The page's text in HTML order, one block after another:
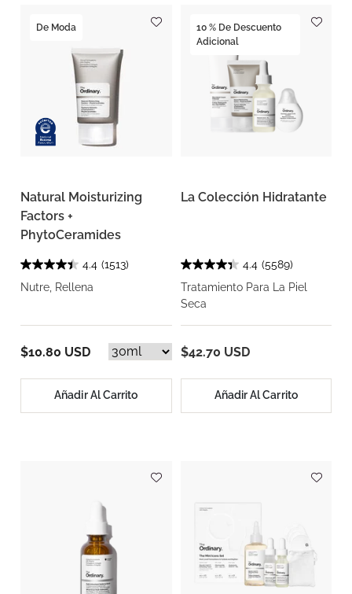
De Moda
Natural Moisturizing
Factors +
PhytoCeramides
4.4 (1513)
Nutre, Rellena
$10.80 USD
Añadir Al Carrito
10 % De Descuento
Adicional
La Colección Hidratante
4.4 (5589)
Tratamiento Para La Piel
Seca
$42.70 USD
Añadir Al Carrito